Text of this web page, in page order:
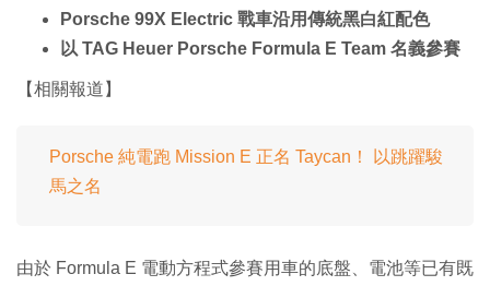
Porsche 99X Electric 戰車沿用傳統黑白紅配色
以 TAG Heuer Porsche Formula E Team 名義參賽
【相關報道】
Porsche 純電跑 Mission E 正名 Taycan！ 以跳躍駿
馬之名
由於 Formula E 電動方程式參賽用車的底盤、電池等已有既